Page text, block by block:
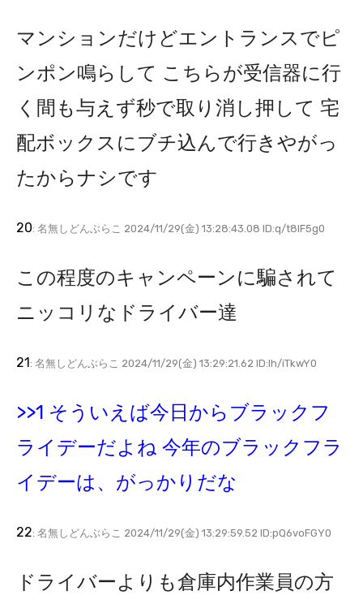
マンションだけどエントランスでピ
ンポン鳴らして こちらが受信器に行
く間も与えず秒で取り消し押して 宅
配ボックスにブチ込んで行きやがっ
たからナシです
20: 名無しどんぶらこ 2024/11/29(金) 13:28:43.08 ID:q/t8lF5g0
この程度のキャンペーンに騙されて
ニッコリなドライバー達
21: 名無しどんぶらこ 2024/11/29(金) 13:29:21.62 ID:lh/iTkwY0
>>1 そういえば今日からブラックフ
ライデーだよね 今年のブラックフラ
イデーは、がっかりだな
22: 名無しどんぶらこ 2024/11/29(金) 13:29:59.52 ID:pQ6voFGY0
ドライバーよりも倉庫内作業員の方